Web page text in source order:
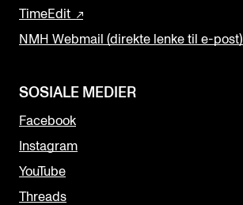
TimeEdit
NMH Webmail (direkte lenke til e-post)
SOSIALE MEDIER
Facebook
Instagram
YouTube
Threads